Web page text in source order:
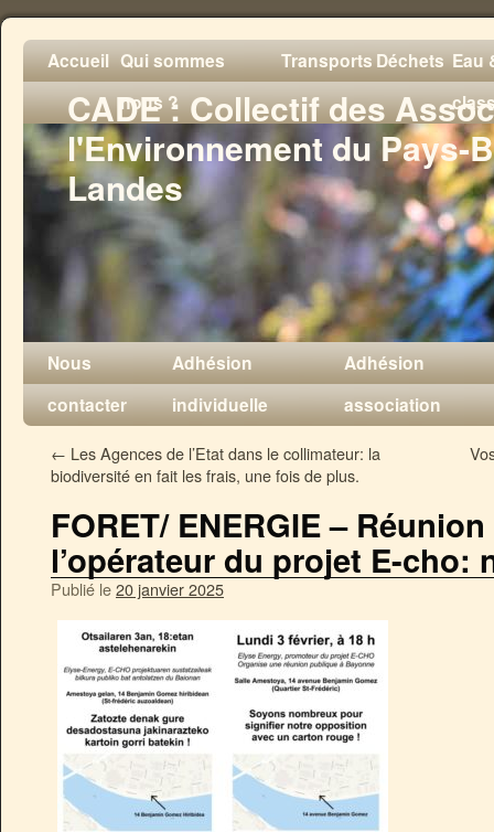
CADE : Collectif des
l'Environnement du Pays-
Landes
Accueil Qui sommes
nous ?
TransportsDéchets Eau
Nous
contacter
Adhésion
individuelle
Adhésion
association
← Les Agences de l’Etat dans le collimateur: la
biodiversité en fait les frais, une fois de plus.
FORET/ ENERGIE –
l’opérateur du projet E-cho:
Publié le20 janvier 2025